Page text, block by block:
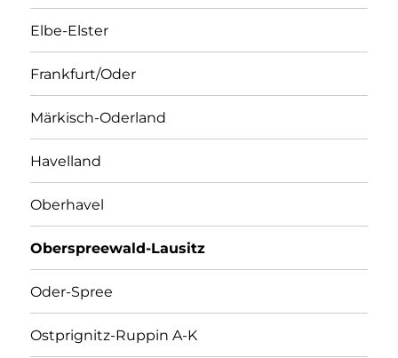
Elbe-Elster
Frankfurt/Oder
Märkisch-Oderland
Havelland
Oberhavel
Oberspreewald-Lausitz
Oder-Spree
Ostprignitz-Ruppin A-K